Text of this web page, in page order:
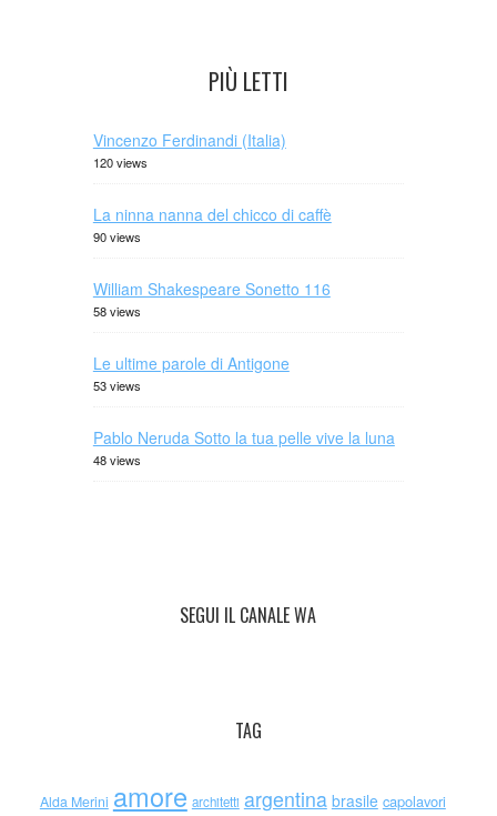
PIÙ LETTI
Vincenzo Ferdinandi (Italia)
120 views
La ninna nanna del chicco di caffè
90 views
William Shakespeare Sonetto 116
58 views
Le ultime parole di Antigone
53 views
Pablo Neruda Sotto la tua pelle vive la luna
48 views
SEGUI IL CANALE WA
TAG
Alda Merini amore architetti argentina brasile capolavori